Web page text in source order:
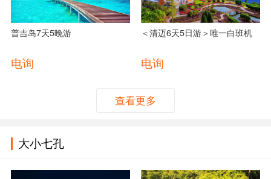
普吉岛7天5晚游
电询
＜清迈6天5日游＞唯一白班机
电询
查看更多
大小七孔